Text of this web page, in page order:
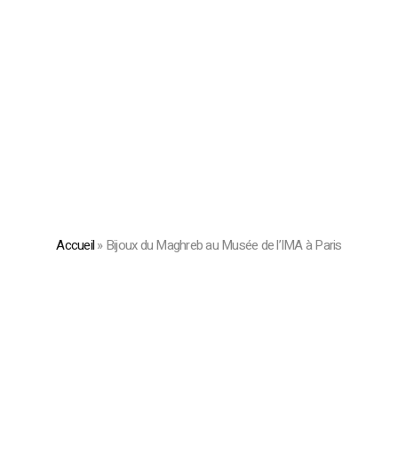
Accueil»Bijoux du Maghreb au Musée de l’IMA à Paris